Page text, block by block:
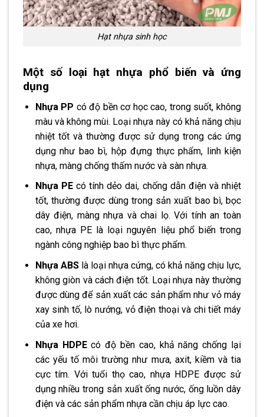
Hạt nhựa sinh học
Một số loại hạt nhựa phổ biến và ứng
dụng
Nhựa PP có độ bền cơ học cao, trong suốt, không
màu và không mùi. Loại nhựa này có khả năng chịu
nhiệt tốt và thường được sử dụng trong các ứng
dụng như bao bì, hộp đựng thực phẩm, linh kiện
nhựa, màng chống thấm nước và sàn nhựa.
Nhựa PEcó tính dẻo dai, chống dẫn điện và nhiệt
tốt, thường được dùng trong sản xuất bao bì, bọc
dây điện, màng nhựa và chai lọ. Với tính an toàn
cao, nhựa PE là loại nguyên liệu phổ biến trong
ngành công nghiệp bao bì thực phẩm.
Nhựa ABSlà loại nhựa cứng, có khả năng chịu lực,
không giòn và cách điện tốt. Loại nhựa này thường
được dùng để sản xuất các sản phẩm như vỏ máy
xay sinh tố, lò nướng, vỏ điện thoại và chi tiết máy
của xe hơi.
Nhựa HDPEcó độ bền cao, khả năng chống lại
các yếu tố môi trường như mưa, axit, kiềm và tia
cực tím. Với tuổi thọ cao, nhựa HDPE được sử
dụng nhiều trong sản xuất ống nước, ống luồn dây
điện và các sản phẩm nhựa cần chịu áp lực cao.